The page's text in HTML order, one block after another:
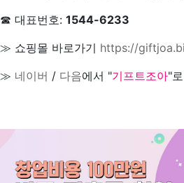
☎ 대표번호: 1544-6233
≫ 쇼핑몰 바로가기 https://
≫ 네이버 / 다음에서 "기프트조아"